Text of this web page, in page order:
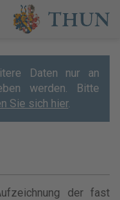
Daten nur an
werden. Bitte
Sie sich hier.
der fast